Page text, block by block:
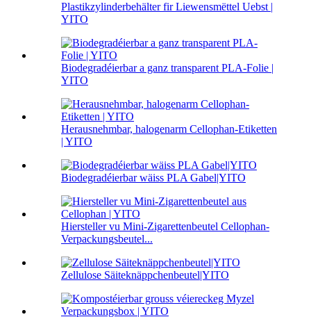
Plastikzylinderbehälter fir Liewensmëttel Uebst |
YITO
Biodegradéierbar a ganz transparent PLA-Folie |
YITO
Herausnehmbar, halogenarm Cellophan-Etiketten
| YITO
Biodegradéierbar wäiss PLA Gabel|YITO
Hiersteller vu Mini-Zigarettenbeutel Cellophan-
Verpackungsbeutel...
Zellulose Säiteknäppchenbeutel|YITO